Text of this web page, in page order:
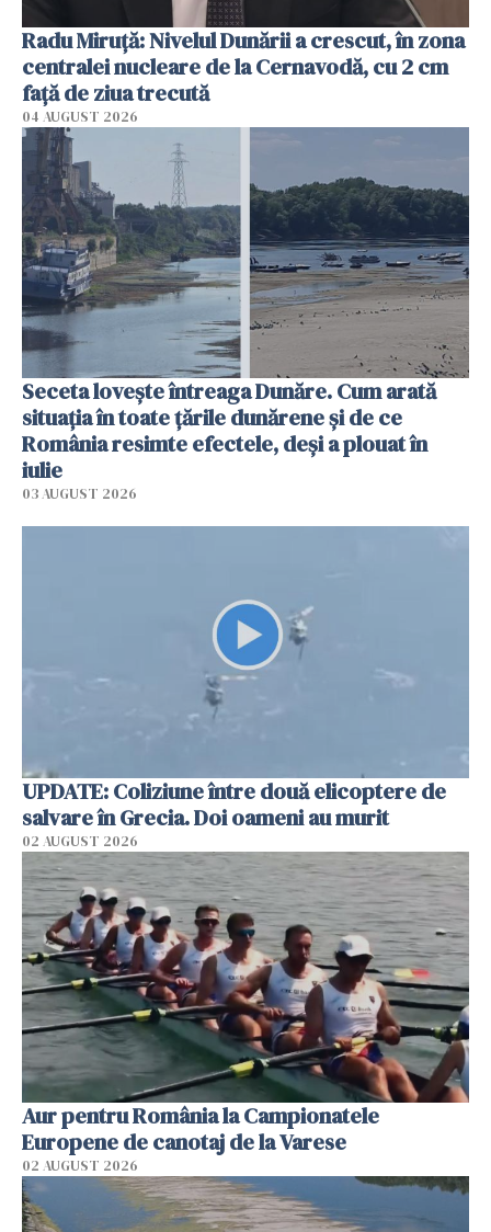
Radu Miruţă: Nivelul Dunării a crescut, în zona
centralei nucleare de la Cernavodă, cu 2 cm
faţă de ziua trecută
04 AUGUST 2026
Seceta lovește întreaga Dunăre. Cum arată
situația în toate țările dunărene și de ce
România resimte efectele, deși a plouat în
iulie
03 AUGUST 2026
UPDATE: Coliziune între două elicoptere de
salvare în Grecia. Doi oameni au murit
02 AUGUST 2026
Aur pentru România la Campionatele
Europene de canotaj de la Varese
02 AUGUST 2026